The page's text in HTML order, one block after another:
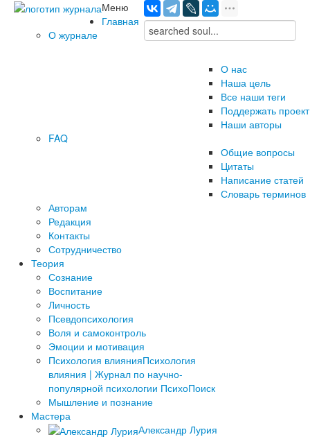
Меню
Главная
О журнале
О нас
Наша цель
Все наши теги
Поддержать проект
Наши авторы
FAQ
Общие вопросы
Цитаты
Написание статей
Словарь терминов
Авторам
Редакция
­Контакты
Сотрудничество
Теория
Сознание
Воспитание
Личность
Псевдопсихология
Воля и самоконтроль
Эмоции и мотивация
Психология влиянияПсихология
влияния | Журнал по научно-
популярной психологии ПсихоПоиск
Мышление и познание
Мастера
Александр Лурия